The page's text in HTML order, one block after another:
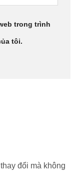
trong trình
tôi.
đổi mà không